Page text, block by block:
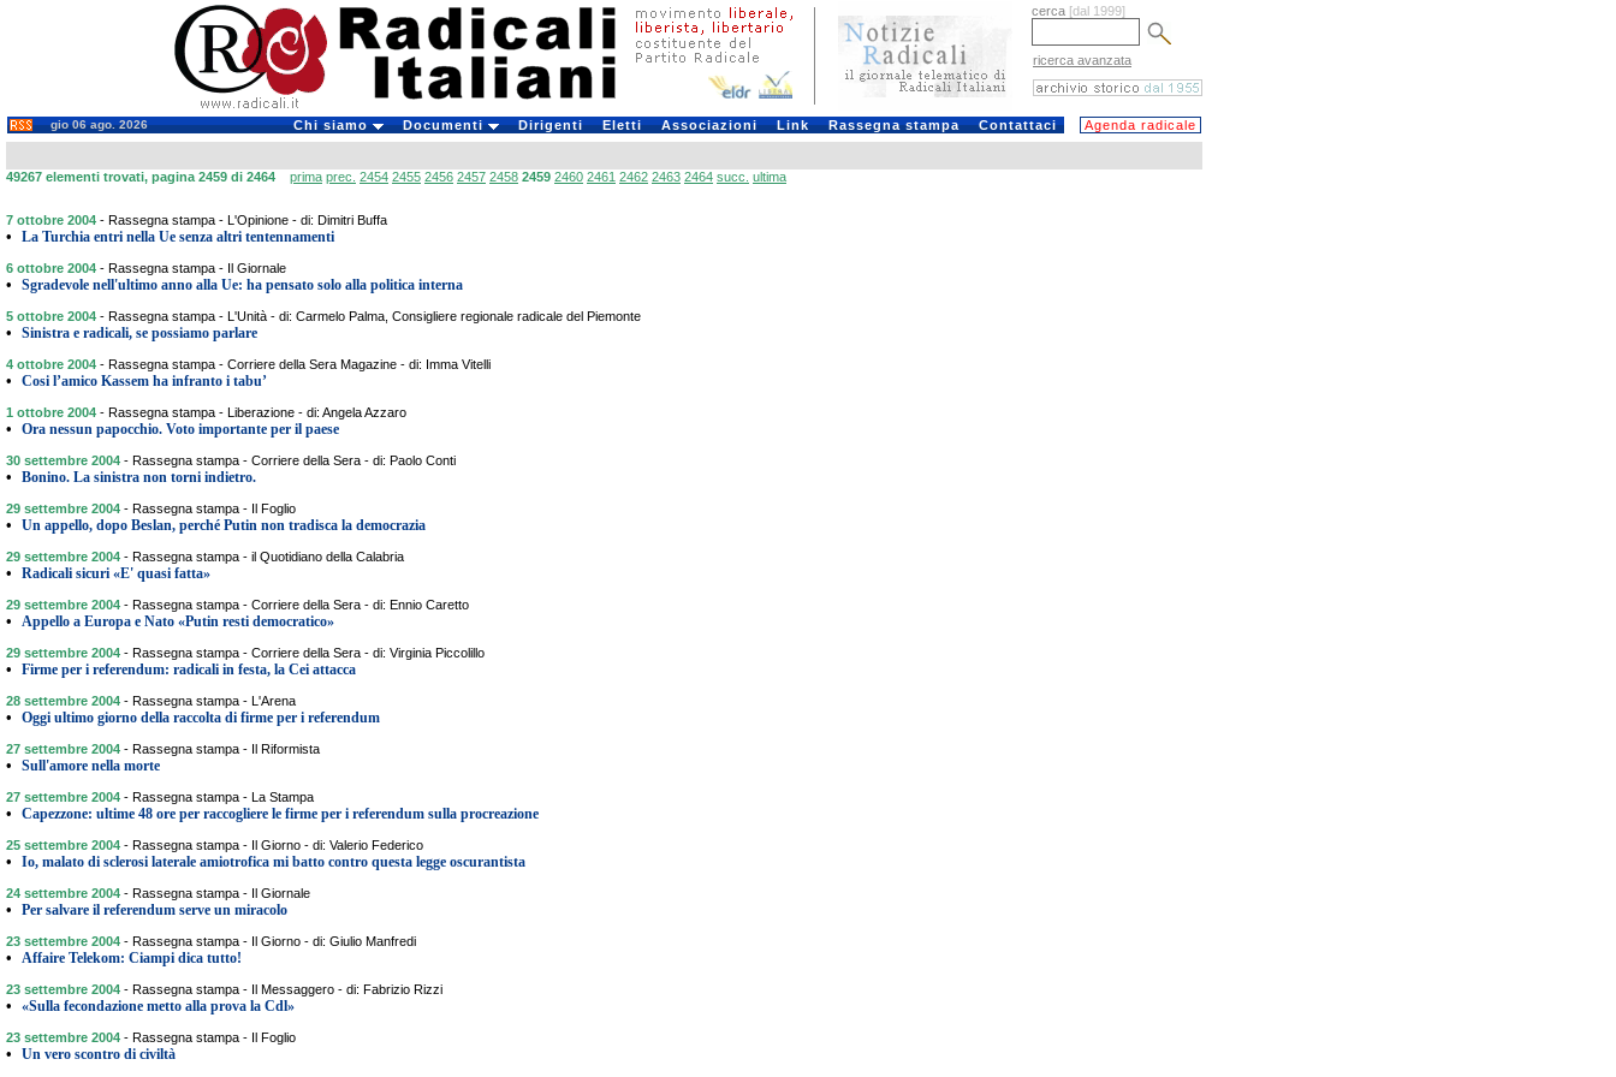
cerca [dal 1999]
ricerca avanzata
gio 06 ago. 2026 Chi siamo Documenti Dirigenti Eletti Associazioni Link Rassegna stampa Contattaci Agenda radicale
49267 elementi trovati, pagina 2459 di 2464 prima prec. 2454 2455 2456 2457 2458 2459 2460 2461 2462 2463 2464 succ. ultima
7 ottobre 2004 - Rassegna stampa - L'Opinione - di: Dimitri Buffa
• La Turchia entri nella Ue senza altri tentennamenti
6 ottobre 2004 - Rassegna stampa - Il Giornale
• Sgradevole nell'ultimo anno alla Ue: ha pensato solo alla politica interna
5 ottobre 2004 - Rassegna stampa - L'Unità - di: Carmelo Palma, Consigliere regionale radicale del Piemonte
• Sinistra e radicali, se possiamo parlare
4 ottobre 2004 - Rassegna stampa - Corriere della Sera Magazine - di: Imma Vitelli
• Cosi l’amico Kassem ha infranto i tabu’
1 ottobre 2004 - Rassegna stampa - Liberazione - di: Angela Azzaro
• Ora nessun papocchio. Voto importante per il paese
30 settembre 2004 - Rassegna stampa - Corriere della Sera - di: Paolo Conti
• Bonino. La sinistra non torni indietro.
29 settembre 2004 - Rassegna stampa - Il Foglio
• Un appello, dopo Beslan, perché Putin non tradisca la democrazia
29 settembre 2004 - Rassegna stampa - il Quotidiano della Calabria
• Radicali sicuri «E' quasi fatta»
29 settembre 2004 - Rassegna stampa - Corriere della Sera - di: Ennio Caretto
• Appello a Europa e Nato «Putin resti democratico»
29 settembre 2004 - Rassegna stampa - Corriere della Sera - di: Virginia Piccolillo
• Firme per i referendum: radicali in festa, la Cei attacca
28 settembre 2004 - Rassegna stampa - L'Arena
• Oggi ultimo giorno della raccolta di firme per i referendum
27 settembre 2004 - Rassegna stampa - Il Riformista
• Sull'amore nella morte
27 settembre 2004 - Rassegna stampa - La Stampa
• Capezzone: ultime 48 ore per raccogliere le firme per i referendum sulla procreazione
25 settembre 2004 - Rassegna stampa - Il Giorno - di: Valerio Federico
• Io, malato di sclerosi laterale amiotrofica mi batto contro questa legge oscurantista
24 settembre 2004 - Rassegna stampa - Il Giornale
• Per salvare il referendum serve un miracolo
23 settembre 2004 - Rassegna stampa - Il Giorno - di: Giulio Manfredi
• Affaire Telekom: Ciampi dica tutto!
23 settembre 2004 - Rassegna stampa - Il Messaggero - di: Fabrizio Rizzi
• «Sulla fecondazione metto alla prova la Cdl»
23 settembre 2004 - Rassegna stampa - Il Foglio
• Un vero scontro di civiltà